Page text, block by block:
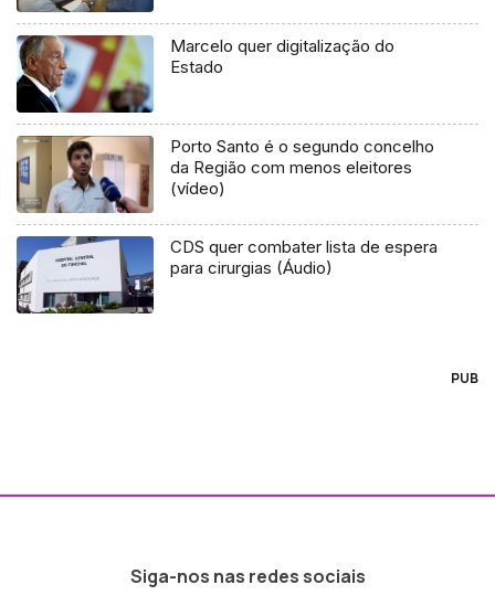
Marcelo quer digitalização do
Estado
Porto Santo é o segundo concelho
da Região com menos eleitores
(vídeo)
CDS quer combater lista de espera
para cirurgias (Áudio)
PUB
Siga-nos nas redes sociais